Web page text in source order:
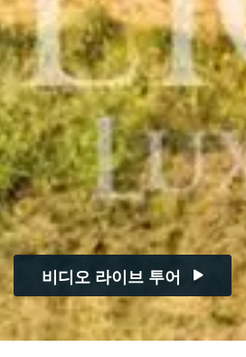
비디오 라이브 투어